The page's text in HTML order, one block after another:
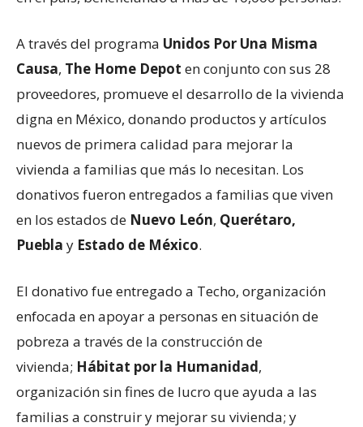
A través del programa Unidos Por Una Misma
Causa, The Home Depot en conjunto con sus 28
proveedores, promueve el desarrollo de la vivienda
digna en México, donando productos y artículos
nuevos de primera calidad para mejorar la
vivienda a familias que más lo necesitan. Los
donativos fueron entregados a familias que viven
en los estados de Nuevo León, Querétaro,
Puebla y Estado de México.
El donativo fue entregado a Techo, organización
enfocada en apoyar a personas en situación de
pobreza a través de la construcción de
vivienda; Hábitat por la Humanidad,
organización sin fines de lucro que ayuda a las
familias a construir y mejorar su vivienda; y